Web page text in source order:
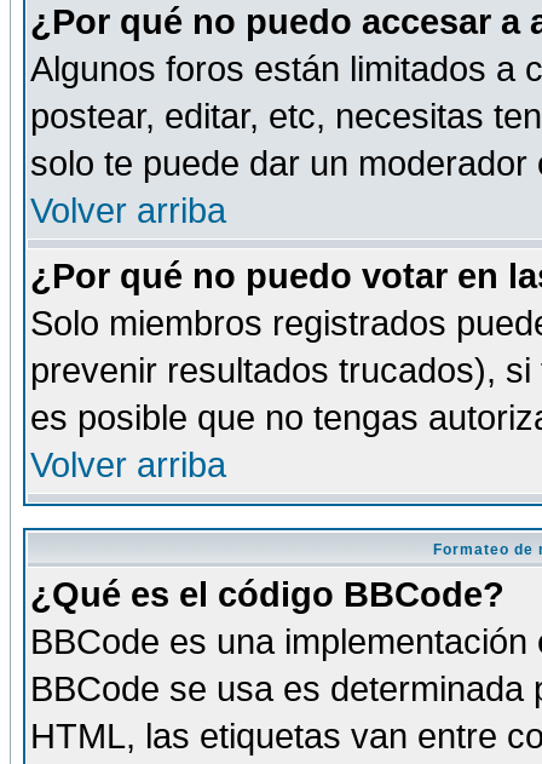
¿Por qué no puedo accesar a
Algunos foros están limitados a
postear, editar, etc, necesitas
solo te puede dar un
Volver arriba
¿Por qué no puedo votar en
Solo miembros registrados
prevenir resultados trucados),
es posible que no tengas
Volver arriba
Formateo de
¿Qué es el código BBCode?
BBCode es una
BBCode se usa es
HTML, las etiquetas van entre